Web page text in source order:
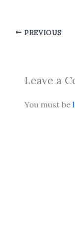
PREVIOUS
Leave a
You must be